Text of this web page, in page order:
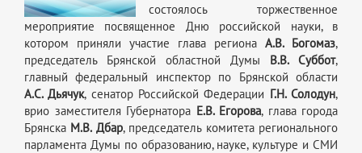
состоялось торжественное
мероприятие посвященное Дню российской науки, в
котором приняли участие глава региона А.В. Богомаз,
председатель Брянской областной Думы В.В. Суббот,
главный федеральный инспектор по Брянской области
А.С. Дьячук, сенатор Российской Федерации Г.Н. Солодун,
врио заместителя Губернатора Е.В. Егорова, глава города
Брянска М.В. Дбар, председатель комитета регионального
парламента Думы по образованию, науке, культуре и СМИ